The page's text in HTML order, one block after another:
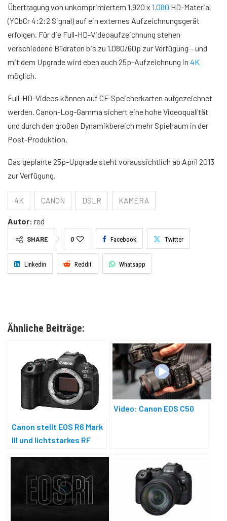
Übertragung von unkomprimiertem 1.920 x 1.080 HD-Material
(YCbCr 4:2:2 Signal) auf ein externes Aufzeichnungsgerät
erfolgen. Für die Full-HD-Videoaufzeichnung stehen
verschiedene Bildraten bis zu 1.080/60p zur Verfügung – und
mit dem Upgrade wird eben auch 25p-Aufzeichnung in 4K
möglich.
Full-HD-Videos können auf CF-Speicherkarten aufgezeichnet
werden. Canon-Log-Gamma sichert eine hohe Videoqualität
und durch den großen Dynamikbereich mehr Spielraum in der
Post-Produktion.
Das geplante 25p-Upgrade steht voraussichtlich ab April 2013
zur Verfügung.
4K CANON DSLR KAMERA
Autor: red
SHARE 0 Facebook Twitter
Linkedin Reddit Whatsapp
Ähnliche Beiträge:
Canon stellt EOS R6 Mark
III und lichtstarkes RF
Video: Canon EOS C50